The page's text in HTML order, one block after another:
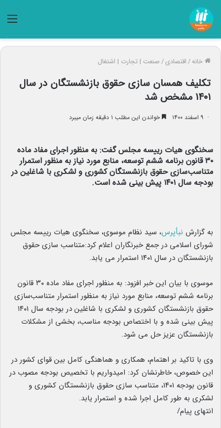
خانه/اقتصادی/صنعت | تجارت | اشتغال
تکلیف همسان سازی حقوق بازنشستگان در سال
۱۴۰۱ مشخص شد
۹ اسفند ۱۴۰۰ خواندن این مطلب ۱ دقیقه زمان میبرد
سخنگوی هیات رییسه مجلس گفت: به منظور اجرای مفاد ماده
۳۰ قانون برنامه ششم توسعه، منابع مورد نیاز به منظور استمرار
متناسب‌سازی حقوق بازنشستگان کشوری و لشکری با شاغلین در
بودجه سال ۱۴۰۱ پیش بینی شده است.
به گزارش نبأپرس، سید نظام موسوی، سخنگوی هیات رییسه مجلس
شورای اسلامی در جمع خبرنگاران اعلام کرد:متناسب‌ سازی حقوق
بازنشستگان در سال ۱۴۰۱ استمرار می یابد.
موسوی با بیان این خبر افزود: به منظور اجرای مفاد ماده ۳۰ قانون
برنامه ششم توسعه، منابع مورد نیاز به منظور استمرار متناسب‌سازی
حقوق بازنشستگان کشوری و لشکری با شاغلین در بودجه سال ۱۴۰۱
پیش بینی شده و با اختصاص بودجه مناسب، بخشی از مشکلات
بازنشستگان عزیز حل می شود.
وی با تاکید بر اهتمام، همکاری و هماهنگی کامل بین قوای کشور در
این خصوص، خاطرنشان کرد: امیدواریم با تخصیص بودجه مصوب در
قانون بودجه ۱۴۰۱، متناسب سازی حقوق بازنشستگان کشوری و
لشکری به طور کامل اجرا شده و استمرار یابد.
انتهای پیام/